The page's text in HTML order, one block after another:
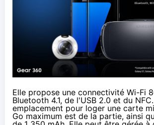
Elle propose une connectivité Wi-Fi
Bluetooth 4.1, de l'USB 2.0 et du
emplacement pour loger une carte
Go maximum est de la partie, ainsi